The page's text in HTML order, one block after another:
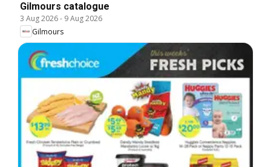
Gilmours catalogue
3 Aug 2026- 9 Aug 2026
Gilmours